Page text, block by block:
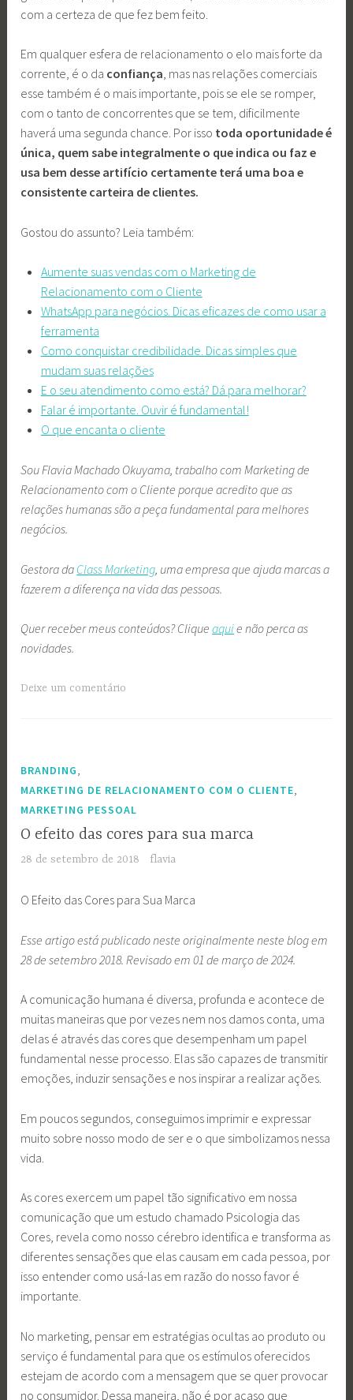
com a certeza de que fez bem feito.
Em qualquer esfera de relacionamento o elo mais forte da
corrente, é o da confiança, mas nas relações comerciais
esse também é o mais importante, pois se ele se romper,
com o tanto de concorrentes que se tem, dificilmente
haverá uma segunda chance. Por isso toda oportunidade é
única, quem sabe integralmente o que indica ou faz e
usa bem desse artifício certamente terá uma boa e
consistente carteira de clientes.
Gostou do assunto? Leia também:
Aumente suas vendas com o Marketing de
Relacionamento com o Cliente
WhatsApp para negócios. Dicas eficazes de como usar a
ferramenta
Como conquistar credibilidade. Dicas simples que
mudam suas relações
E o seu atendimento como está? Dá para melhorar?
Falar é importante. Ouvir é fundamental!
O que encanta o cliente
Sou Flavia Machado Okuyama, trabalho com Marketing de
Relacionamento com o Cliente porque acredito que as
relações humanas são a peça fundamental para melhores
negócios.
Gestora da Class Marketing, uma empresa que ajuda marcas a
fazerem a diferença na vida das pessoas.
Quer receber meus conteúdos? Cliqueaquie não perca as
novidades.
Deixe um comentário
BRANDING
MARKETING DE RELACIONAMENTO COM O CLIENTE
MARKETING PESSOAL
O efeito das cores para sua marca
28 de setembro de 2018 flavia
O Efeito das Cores para Sua Marca
Esse artigo está publicado neste originalmente neste blog em
28 de setembro 2018. Revisado em 01 de março de 2024.
A comunicação humana é diversa, profunda e acontece de
muitas maneiras que por vezes nem nos damos conta, uma
delas é através das cores que desempenham um papel
fundamental nesse processo. Elas são capazes de transmitir
emoções, induzir sensações e nos inspirar a realizar ações.
Em poucos segundos, conseguimos imprimir e expressar
muito sobre nosso modo de ser e o que simbolizamos nessa
vida.
As cores exercem um papel tão significativo em nossa
comunicação que um estudo chamado Psicologia das
Cores, revela como nosso cérebro identifica e transforma as
diferentes sensações que elas causam em cada pessoa, por
isso entender como usá-las em razão do nosso favor é
importante.
No marketing, pensar em estratégias ocultas ao produto ou
serviço é fundamental para que os estímulos oferecidos
estejam de acordo com a mensagem que se quer provocar
no consumidor. Dessa maneira, não é por acaso que